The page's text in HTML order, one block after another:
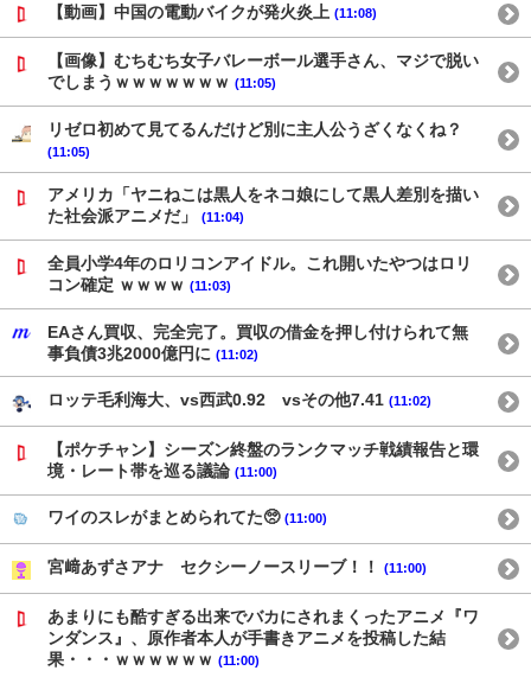
【動画】中国の電動バイクが発火炎上 (11:08)
【画像】むちむち女子バレーボール選手さん、マジで脱い
でしまうｗｗｗｗｗｗｗ (11:05)
リゼロ初めて見てるんだけど別に主人公うざくなくね？
(11:05)
アメリカ「ヤニねこは黒人をネコ娘にして黒人差別を描い
た社会派アニメだ」
(11:04)
全員小学4年のロリコンアイドル。これ開いたやつはロリ
コン確定 ｗｗｗｗ (11:03)
EAさん買収、完全完了。買収の借金を押し付けられて無
事負債3兆2000億円に (11:02)
ロッテ毛利海大、vs西武0.92 vsその他7.41 (11:02)
【ポケチャン】シーズン終盤のランクマッチ戦績報告と環
境・レート帯を巡る議論 (11:00)
ワイのスレがまとめられてた🥺 (11:00)
宮﨑あずさアナ セクシーノースリーブ！！ (11:00)
あまりにも酷すぎる出来でバカにされまくったアニメ『ワ
ンダンス』、原作者本人が手書きアニメを投稿した結
果・・・ｗｗｗｗｗｗ (11:00)